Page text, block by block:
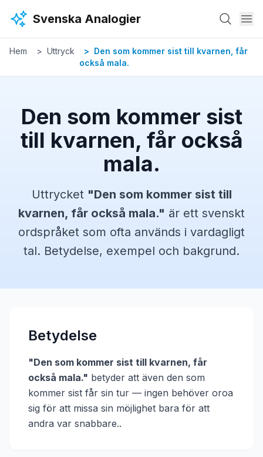
Svenska Analogier
Hem Uttryck
Den som kommer sist till kvarnen, får
också mala.
Den som kommer sist
till kvarnen, får också
mala.
Uttrycket "Den som kommer sist till
kvarnen, får också mala." är ett svenskt
ordspråket som ofta används i vardagligt
tal. Betydelse, exempel och bakgrund.
Betydelse
"Den som kommer sist till kvarnen, får
också mala." betyder att även den som
kommer sist får sin tur — ingen behöver oroa
sig för att missa sin möjlighet bara för att
andra var snabbare..